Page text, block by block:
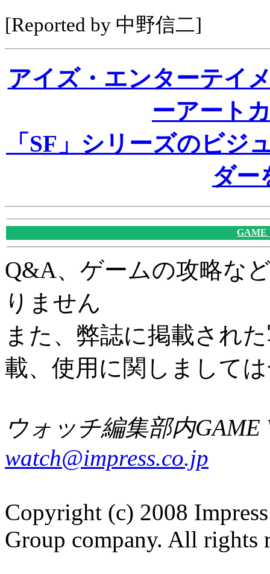
[Reported by 中野信二]
アイズ・エンターテイ
ーアート
「SF」シリーズのビジ
ダー
GAME
Q&A、ゲームの攻略な
りません
また、弊誌に掲載され
載、使用に関しまして
ウォッチ編集部内GAME
watch@impress.co.jp
Copyright (c) 2008
Group company. All rights